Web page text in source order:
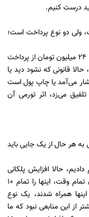
درست کنیم.
دو نوع پرداخت است؛
زارع: ولی یک چیز هم هست؛ نرخ مثلاً آن تا ۲۴ میلیون تومان از پرداخت
قانونی که نشود دید یا
می‌آمد یا چاپ پول است
می‌زد، اثر تورمی آن
به هر حال از یک جایی باید
حالا افزایش پلکانی
مثل پرستاران، آتش‌نشان‌ها، کارانه پزشکان تمام وقت، اینها را تمام ۱۰
همراه شدند، یک نوع
از این منابعی نبود که ما